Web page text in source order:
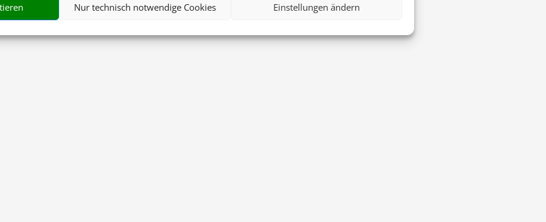
Nur technisch notwendige Cookies Einstellungen ändern